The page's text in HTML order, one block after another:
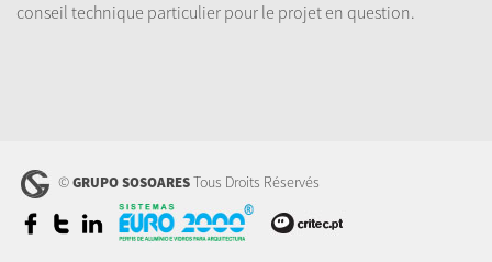
conseil technique particulier pour le projet en question.
©GRUPO SOSOARESTous Droits Réservés